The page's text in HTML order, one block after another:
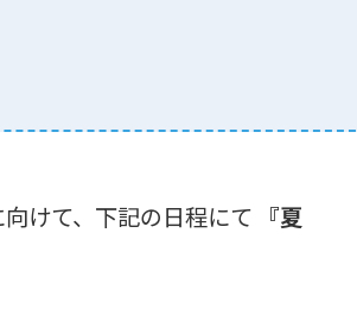
けて、下記の日程にて 『夏